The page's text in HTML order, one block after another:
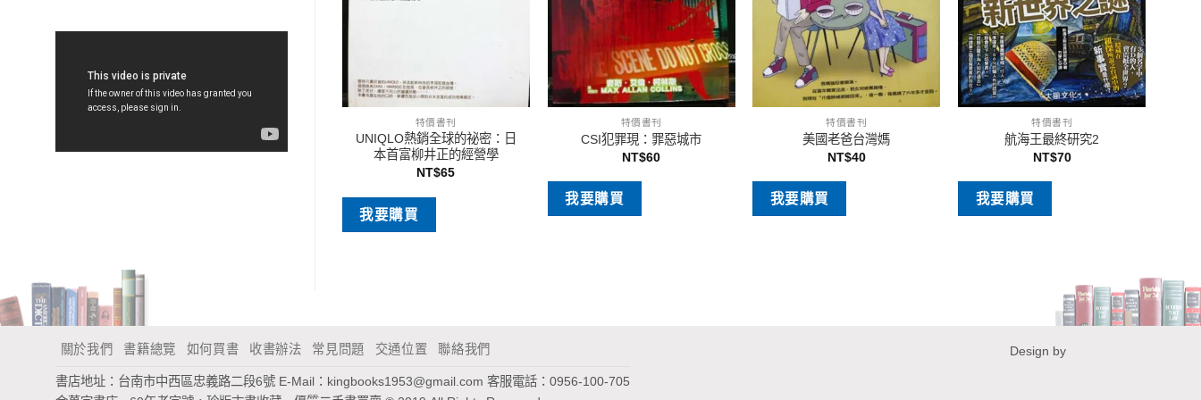
特價書刊
UNIQLO熱銷全球的祕密：日
本首富柳井正的經營學
NT$65
我要購買
特價書刊
CSI犯罪現：罪惡城市
NT$60
我要購買
特價書刊
美國老爸台灣媽
NT$40
我要購買
特價書刊
航海王最終研究2
NT$70
我要購買
柬埔寨被詛咒的國度
Design by
關於我們 書籍總覽 如何買書 收書辦法 常見問題 交通位置 聯絡我們
書店地址：台南市中西區忠義路二段6號 E-Mail： kingbooks1953@gmail.com 客服電話：0956-100-705